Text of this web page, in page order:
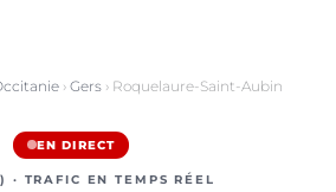
› Gers › Roquelaure-Saint-Aubin
EN DIRECT
· TRAFIC EN TEMPS RÉEL